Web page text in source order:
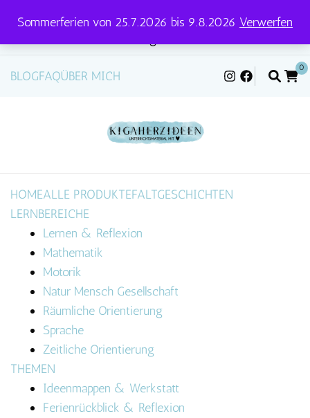
Sommerferien von 25.7.2026 bis 9.8.2026 Verwerfen
Versandtage für Pakete und Briefe: Mittwoch &
BLOGFAQÜBER MICH
0
HOMEALLE PRODUKTEFALTGESCHICHTEN
LERNBEREICHE
Lernen & Reflexion
Mathematik
Motorik
Natur Mensch Gesellschaft
Räumliche Orientierung
Sprache
Zeitliche Orientierung
THEMEN
Ideenmappen & Werkstatt
Ferienrückblick & Reflexion